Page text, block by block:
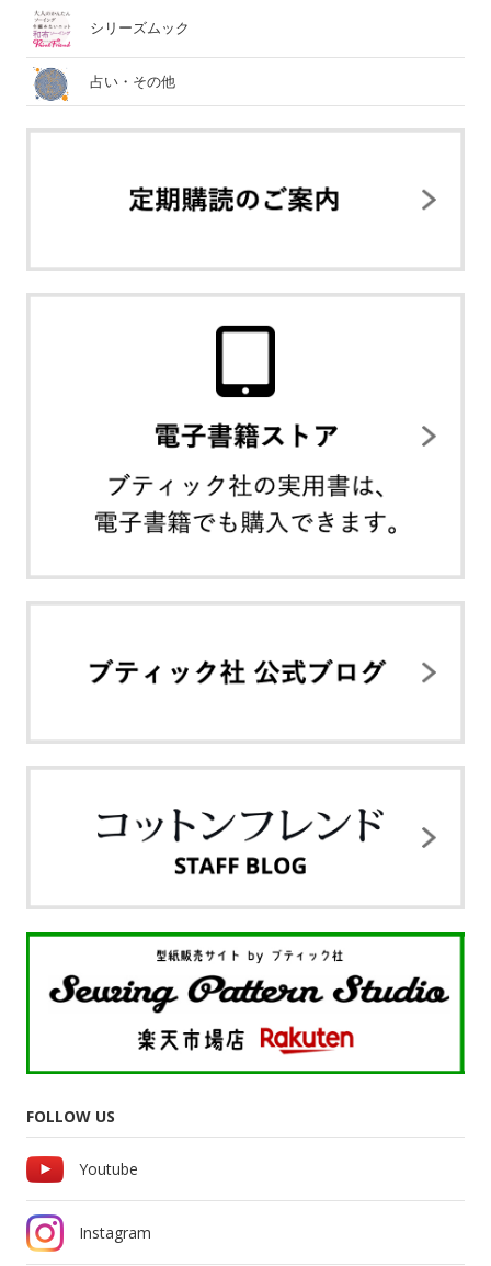
シリーズムック
占い・その他
FOLLOW US
Youtube
Instagram